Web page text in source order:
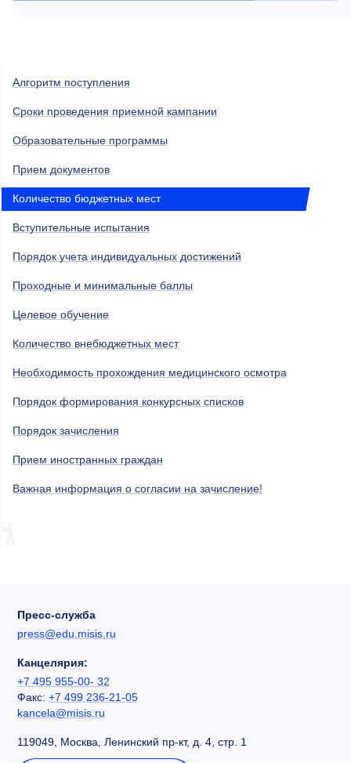
Алгоритм поступления
Сроки проведения приемной кампании
Образовательные программы
Прием документов
Количество бюджетных мест
Вступительные испытания
Порядок учета индивидуальных достижений
Проходные и минимальные баллы
Целевое обучение
Количество внебюджетных мест
Необходимость прохождения медицинского осмотра
Порядок формирования конкурсных списков
Порядок зачисления
Прием иностранных граждан
Важная информация о согласии на зачисление!
Пресс-служба
press@edu.misis.ru
Канцелярия:
+7 495 955-00- 32
Факс: +7 499 236-21-05
kancela@misis.ru
119049, Москва, Ленинский пр-кт, д. 4, стр. 1